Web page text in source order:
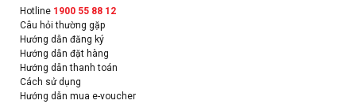
Hotline 1900 55 88 12
Câu hỏi thường gặp
Hướng dẫn đăng ký
Hướng dẫn đặt hàng
Hướng dẫn thanh toán
Cách sử dụng
Hướng dẫn mua e-voucher